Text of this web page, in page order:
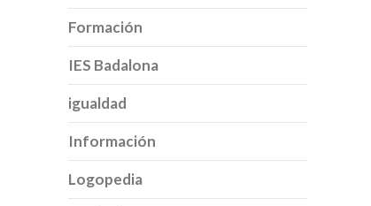
Formación
IES Badalona
igualdad
Información
Logopedia